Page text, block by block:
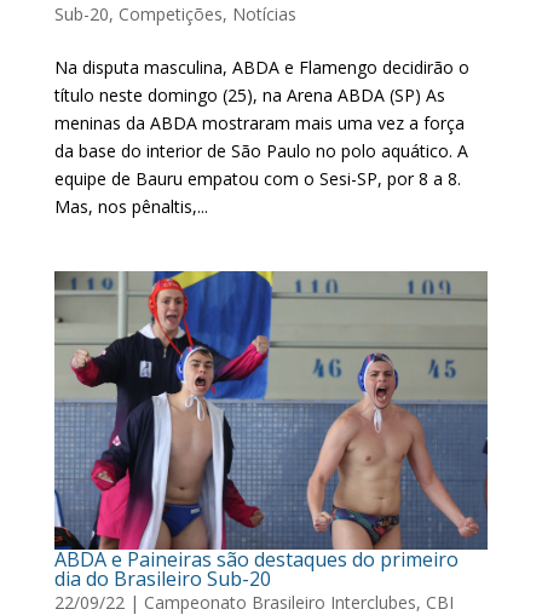
Sub-20, Competições, Notícias
Na disputa masculina, ABDA e Flamengo decidirão o
título neste domingo (25), na Arena ABDA (SP) As
meninas da ABDA mostraram mais uma vez a força
da base do interior de São Paulo no polo aquático. A
equipe de Bauru empatou com o Sesi-SP, por 8 a 8.
Mas, nos pênaltis,...
ABDA e Paineiras são destaques do primeiro
dia do Brasileiro Sub-20
22/09/22| Campeonato Brasileiro Interclubes, CBI